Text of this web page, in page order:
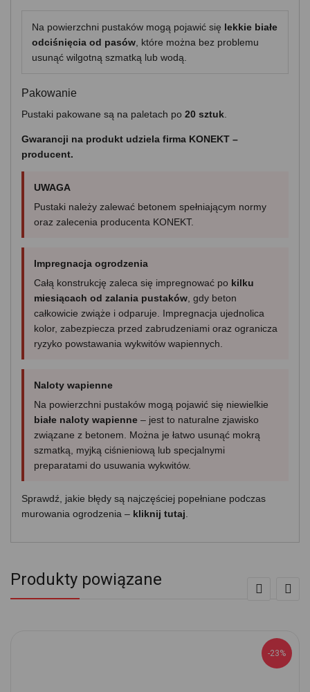
Na powierzchni pustaków mogą pojawić się lekkie białe
odciśnięcia od pasów , które można bez problemu
usunąć wilgotną szmatką lub wodą.
Pakowanie
Pustaki pakowane są na paletach po 20 sztuk
Gwarancji na produkt udziela firma KONEKT –
producent.
UWAGA
Pustaki należy zalewać betonem spełniającym normy
oraz zalecenia producenta KONEKT.
Impregnacja ogrodzenia
Całą konstrukcję zaleca się impregnować po kilku
miesiącach od zalania pustaków , gdy beton
całkowicie zwiąże i odparuje. Impregnacja ujednolica
kolor, zabezpiecza przed zabrudzeniami oraz ogranicza
ryzyko powstawania wykwitów wapiennych.
Naloty wapienne
Na powierzchni pustaków mogą pojawić się niewielkie
białe naloty wapienne – jest to naturalne zjawisko
związane z betonem. Można je łatwo usunąć mokrą
szmatką, myjką ciśnieniową lub specjalnymi
preparatami do usuwania wykwitów.
Sprawdź, jakie błędy są najczęściej popełniane podczas
murowania ogrodzenia – kliknij tutaj
Produkty powiązane
-23%